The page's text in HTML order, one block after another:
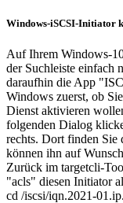
Windows-iSCSI-Initiator
Auf Ihrem Windows-
der Suchleiste einfach
daraufhin die App
Windows zuerst, ob
Dienst aktivieren
folgenden Dialog
rechts. Dort finden Sie
können ihn auf
Zurück im targetcli-
"acls" diesen Initiator
cd /iscsi/iqn.2021-